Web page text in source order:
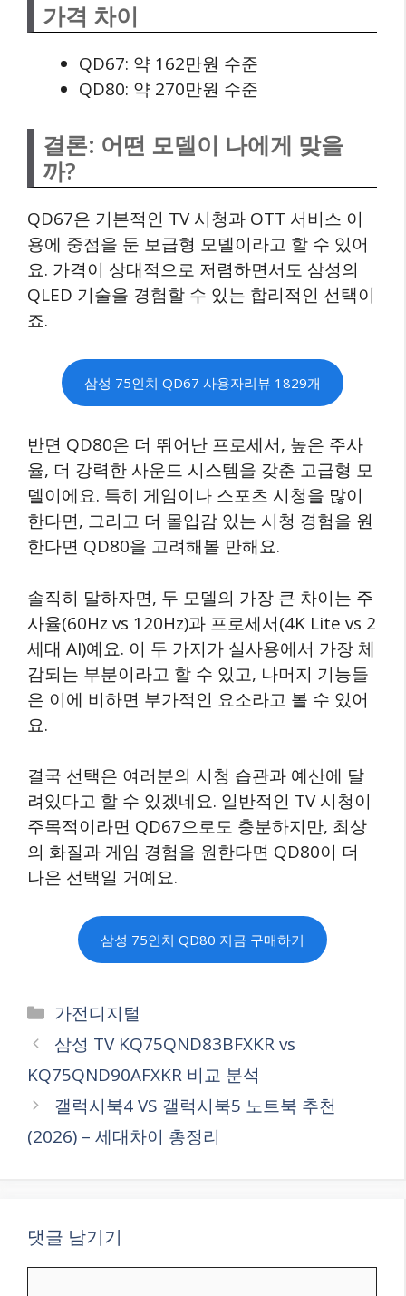
가격 차이
QD67: 약 162만원 수준
QD80: 약 270만원 수준
결론: 어떤 모델이 나에게 맞을
까?
QD67은 기본적인 TV 시청과 OTT 서비스 이
용에 중점을 둔 보급형 모델이라고 할 수 있어
요. 가격이 상대적으로 저렴하면서도 삼성의
QLED 기술을 경험할 수 있는 합리적인 선택이
죠.
삼성 75인치 QD67 사용자리뷰 1829개
반면 QD80은 더 뛰어난 프로세서, 높은 주사
율, 더 강력한 사운드 시스템을 갖춘 고급형 모
델이에요. 특히 게임이나 스포츠 시청을 많이
한다면, 그리고 더 몰입감 있는 시청 경험을 원
한다면 QD80을 고려해볼 만해요.
솔직히 말하자면, 두 모델의 가장 큰 차이는 주
사율(60Hz vs 120Hz)과 프로세서(4K Lite vs 2
세대 AI)예요. 이 두 가지가 실사용에서 가장 체
감되는 부분이라고 할 수 있고, 나머지 기능들
은 이에 비하면 부가적인 요소라고 볼 수 있어
요.
결국 선택은 여러분의 시청 습관과 예산에 달
려있다고 할 수 있겠네요. 일반적인 TV 시청이
주목적이라면 QD67으로도 충분하지만, 최상
의 화질과 게임 경험을 원한다면 QD80이 더
나은 선택일 거예요.
삼성 75인치 QD80 지금 구매하기
카
테
고
리
가전디지털
삼성 TV KQ75QND83BFXKR vs
KQ75QND90AFXKR 비교 분석
갤럭시북4 VS 갤럭시북5 노트북 추천
(2026) – 세대차이 총정리
댓글 남기기